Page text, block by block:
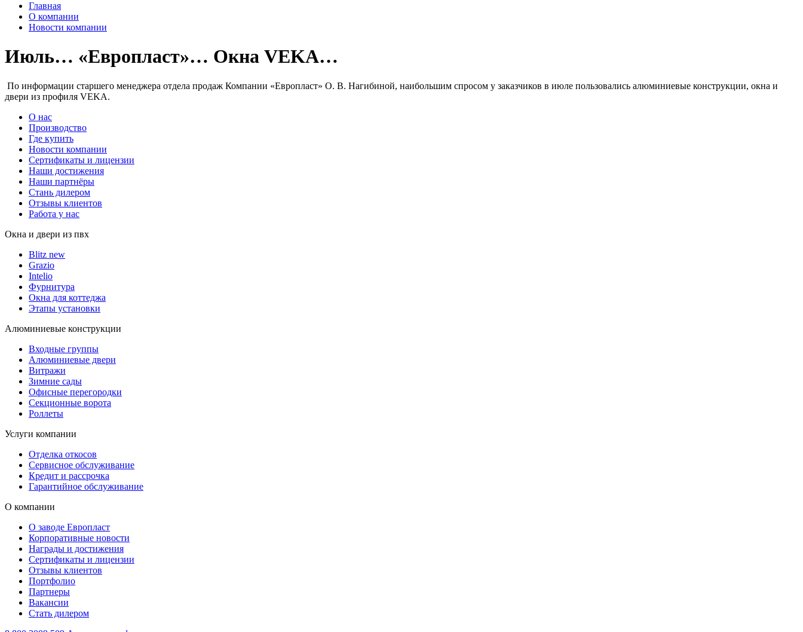
Главная
О компании
Новости компании
Июль… «Европласт»… Окна VEKA…
По информации старшего менеджера отдела продаж Компании «Европласт» О. В. Нагибиной, наибольшим спросом у заказчиков в июле пользовались алюминиевые конструкции, окна и
двери из профиля VEKA.
О нас
Производство
Где купить
Новости компании
Сертификаты и лицензии
Наши достижения
Наши партнёры
Стань дилером
Отзывы клиентов
Работа у нас
Окна и двери из пвх
Blitz new
Grazio
Intelio
Фурнитура
Окна для коттеджа
Этапы установки
Алюминиевые конструкции
Входные группы
Алюминиевые двери
Витражи
Зимние сады
Офисные перегородки
Секционные ворота
Роллеты
Услуги компании
Отделка откосов
Сервисное обслуживание
Кредит и рассрочка
Гарантийное обслуживание
О компании
О заводе Европласт
Корпоративные новости
Награды и достижения
Сертификаты и лицензии
Отзывы клиентов
Портфолио
Партнеры
Вакансии
Стать дилером